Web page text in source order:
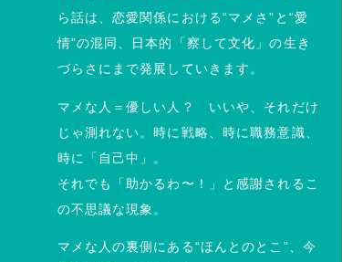
ら話は、恋愛関係における“マメさ”と“愛
情”の混同、日本的「察して文化」の生き
づらさにまで発展していきます。
マメな人＝優しい人？ いいや、それだけ
じゃ測れない。時に戦略、時に職務意識、
時に「自己中」。
それでも「助かるわ〜！」と感謝されるこ
の不思議な現象。
マメな人の裏側にある“ほんとのとこ”、今